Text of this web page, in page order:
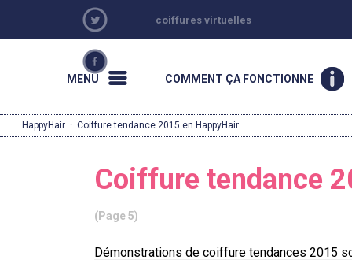
coiffures virtuelles
MENU COMMENT ÇA FONCTIONNE
HappyHair · Coiffure tendance 2015 en HappyHair
Coiffure tendance
(Page 5)
Démonstrations de coiffure tendances 2015